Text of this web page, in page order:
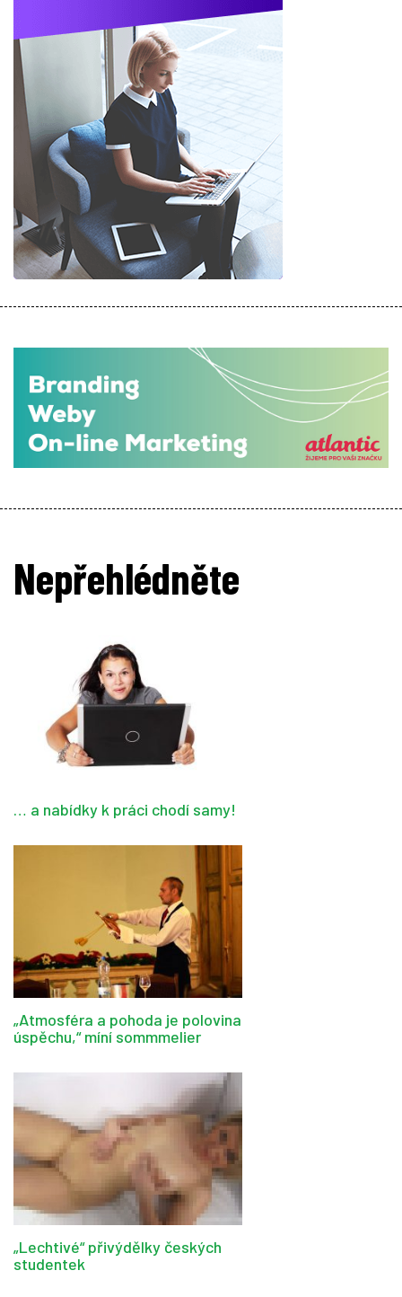
Nepřehlédněte
… a nabídky k práci chodí samy!
„Atmosféra a pohoda je polovina
úspěchu,“ míní sommmelier
„Lechtivé“ přivýdělky českých
studentek